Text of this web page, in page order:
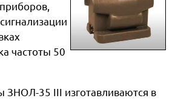
частоты 50
ЗНОЛ-35 III изготавливаются в